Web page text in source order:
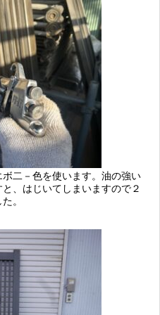
二－色を使います。油の強い
、はじいてしまいますので２
。